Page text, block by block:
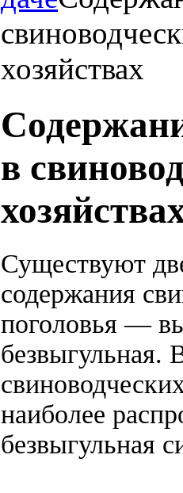
хозяйствах
в
Существуют
содержания
поголовья —
безвыгульная.
наиболее
безвыгульная